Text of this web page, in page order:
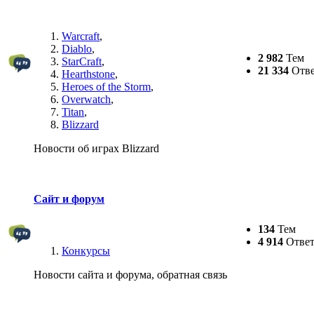
Warcraft,
Diablo,
StarCraft,
Hearthstone,
Heroes of the Storm,
Overwatch,
Titan,
Blizzard
Новости об играх Blizzard
2 982 Тем
21 334
Сайт и форум
Конкурсы
Новости сайта и форума, обратная связь
134 Тем
4 914